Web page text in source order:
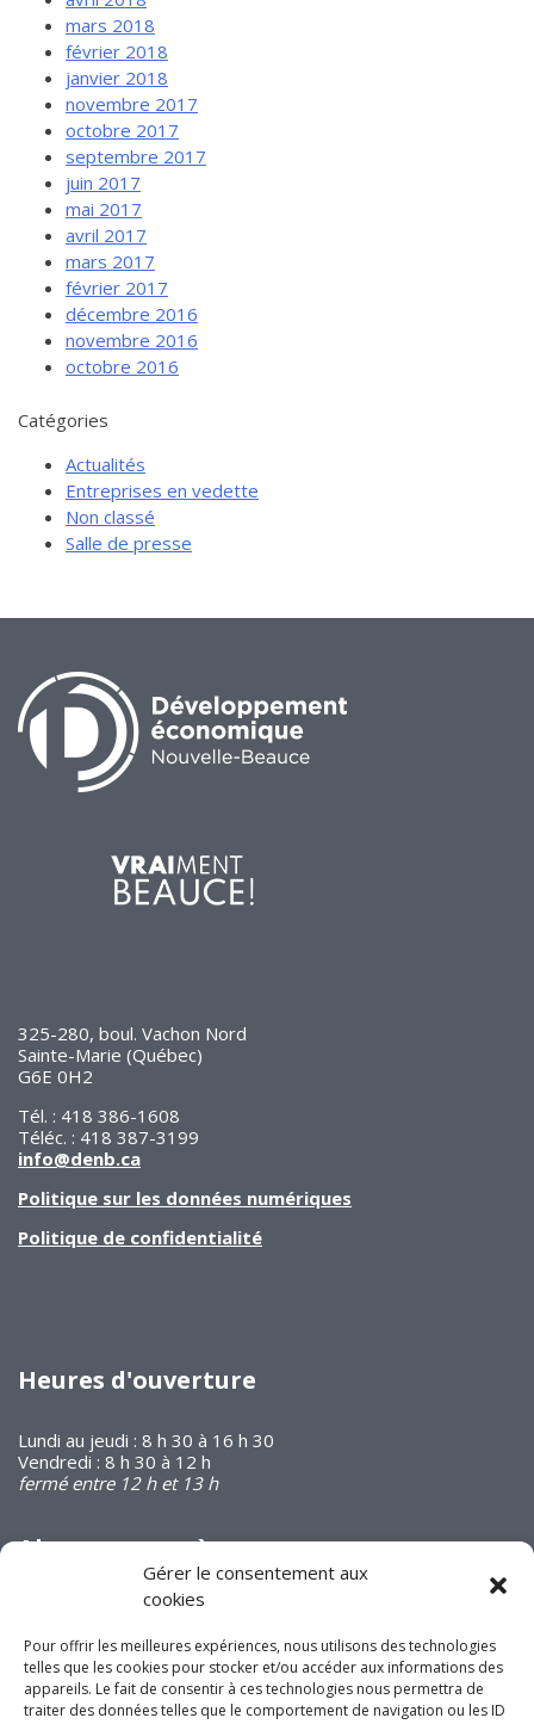
Gérer le consentement aux
cookies
Pour offrir les meilleures expériences, nous utilisons des technologies
telles que les cookies pour stocker et/ou accéder aux informations des
appareils. Le fait de consentir à ces technologies nous permettra de
traiter des données telles que le comportement de navigation ou les ID
mars 2018
février 2018
janvier 2018
novembre 2017
octobre 2017
septembre 2017
juin 2017
mai 2017
avril 2017
mars 2017
février 2017
décembre 2016
novembre 2016
octobre 2016
Catégories
Actualités
Entreprises en vedette
Non classé
Salle de presse
325-280, boul. Vachon Nord
Sainte-Marie (Québec)
G6E 0H2
Tél. : 418 386-1608
Téléc. : 418 387-3199
info@denb.ca
Politique sur les données numériques
Politique de confidentialité
Heures d'ouverture
Lundi au jeudi : 8 h 30 à 16 h 30
Vendredi : 8 h 30 à 12 h
fermé entre 12 h et 13 h
Abonnez-vous à
notre infolettre